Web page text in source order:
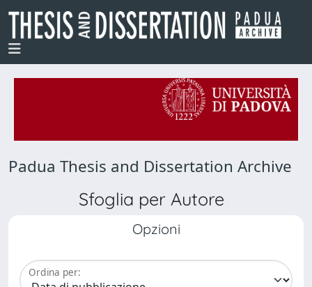
Padua Thesis and Dissertation Archive
Sfoglia per Autore
Opzioni
Ordina per: